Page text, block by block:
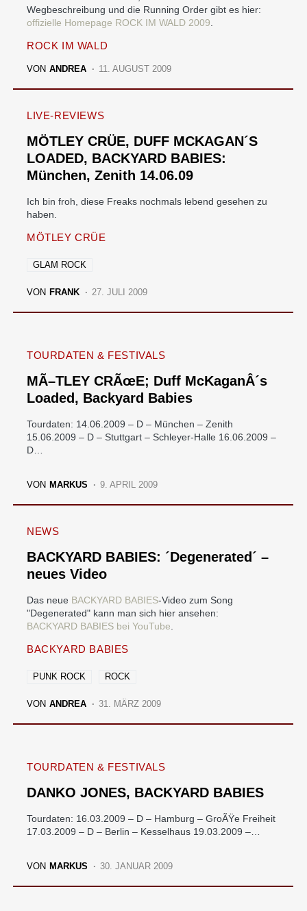
Wegbeschreibung und die Running Order gibt es hier:
offizielle Homepage ROCK IM WALD 2009
ROCK IM WALD
VON ANDREA 11. AUGUST 2009
LIVE-REVIEWS
MÖTLEY CRÜE, DUFF MCKAGAN´S
LOADED, BACKYARD BABIES:
München, Zenith 14.06.09
Ich bin froh, diese Freaks nochmals lebend gesehen zu
haben.
MÖTLEY CRÜE
GLAM ROCK
VON FRANK 27. JULI 2009
TOURDATEN & FESTIVALS
MÃ–TLEY CRÃœE; Duff McKaganÂ´s
Loaded, Backyard Babies
Tourdaten: 14.06.2009 – D – München – Zenith
15.06.2009 – D – Stuttgart – Schleyer-Halle 16.06.2009 –
D…
VON MARKUS 9. APRIL 2009
NEWS
BACKYARD BABIES: ´Degenerated´ –
neues Video
Das neue BACKYARD BABIES-Video zum Song
"Degenerated" kann man sich hier ansehen:
BACKYARD BABIES bei YouTube
BACKYARD BABIES
PUNK ROCK ROCK
VON ANDREA 31. MÄRZ 2009
TOURDATEN & FESTIVALS
DANKO JONES, BACKYARD BABIES
Tourdaten: 16.03.2009 – D – Hamburg – GroÃŸe Freiheit
17.03.2009 – D – Berlin – Kesselhaus 19.03.2009 –…
VON MARKUS 30. JANUAR 2009